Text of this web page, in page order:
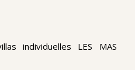
individuelles LES MAS